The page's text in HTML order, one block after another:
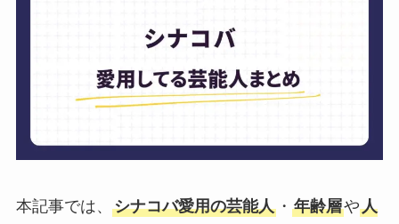
本記事では、 シナコバ愛用の芸能人・ 年齢層や人